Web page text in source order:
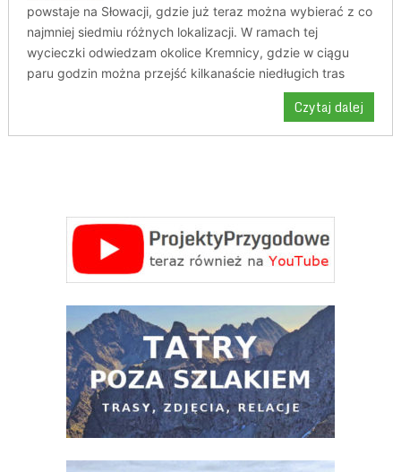
powstaje na Słowacji, gdzie już teraz można wybierać z co
najmniej siedmiu różnych lokalizacji. W ramach tej
wycieczki odwiedzam okolice Kremnicy, gdzie w ciągu
paru godzin można przejść kilkanaście niedługich tras
Czytaj dalej